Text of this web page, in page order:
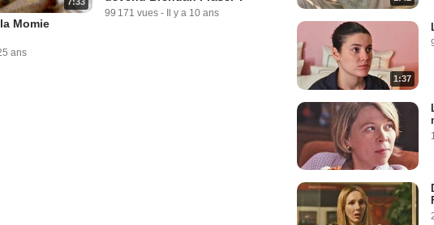
Momie
ans
99 171 vues - Il y a 10 ans
1:37